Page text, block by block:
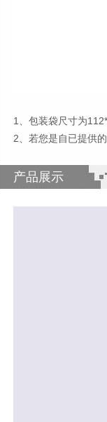
1
包装袋尺寸为
2、若您是自已提供
产品展示